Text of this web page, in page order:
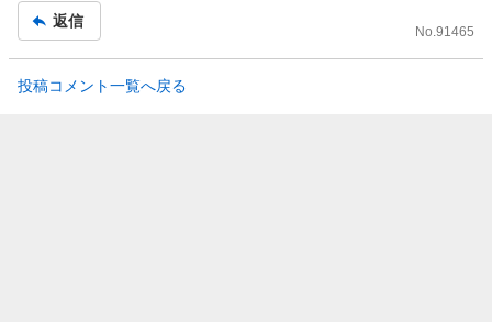
事
返信
No.91465
投稿コメント一覧へ戻る